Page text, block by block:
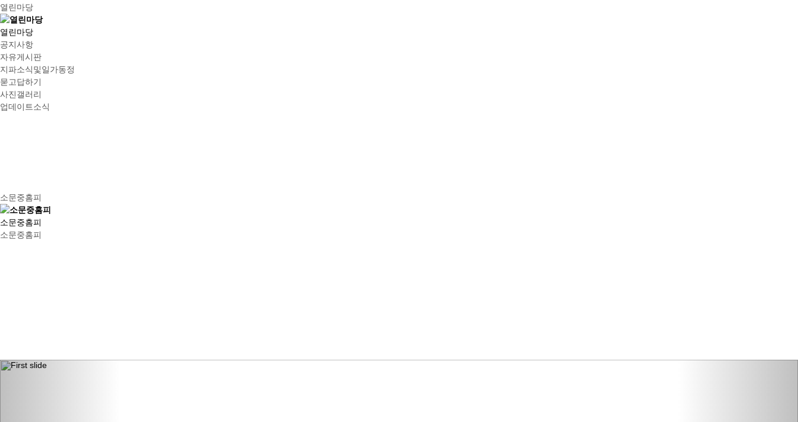
열린마당
열린마당
공지사항
자유게시판
지파소식및일가동정
묻고답하기
사진갤러리
업데이트소식
소문중홈피
소문중홈피
소문중홈피
전